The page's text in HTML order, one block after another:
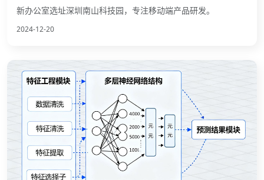
新办公室选址深圳南山科技园，专注移动端产品研发。
2024-12-20